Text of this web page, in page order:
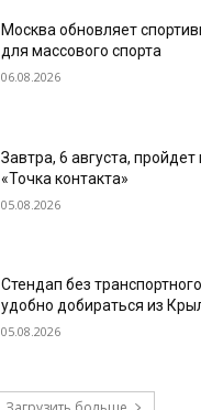
Москва обновляет
для массового спорта
06.08.2026
Завтра, 6 августа, пройдет
«Точка контакта»
05.08.2026
Стендап без
удобно добираться из
05.08.2026